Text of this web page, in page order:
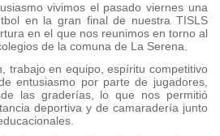
vivimos el pasado viernes una
en la gran final de nuestra TISLS
en el que nos reunimos en torno al
de la comuna de La Serena.
trabajo en equipo, espíritu competitivo
entusiasmo por parte de jugadores,
las graderías, lo que nos permitió
deportiva y de camaradería junto